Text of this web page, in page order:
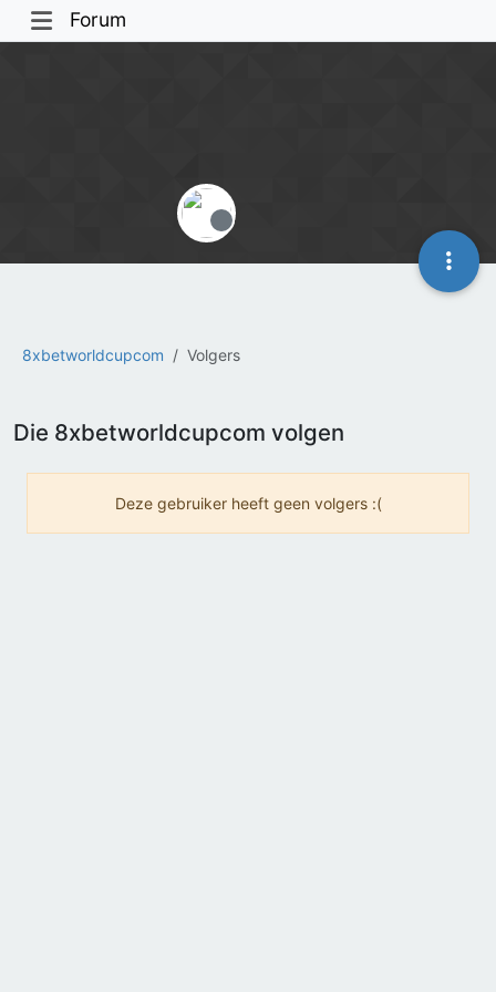
Forum
8xbetworldcupcom Volgers
Offline
Die 8xbetworldcupcom volgen
Deze gebruiker heeft geen volgers :(